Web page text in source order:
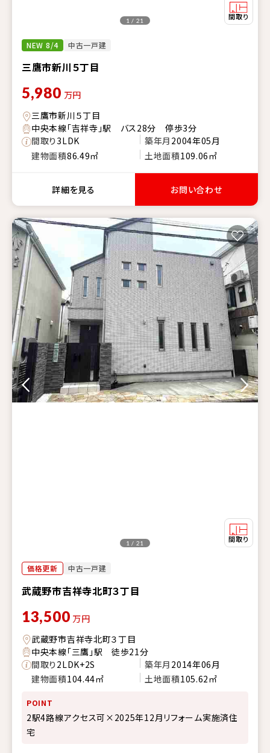
NEW 8/4 中古一戸建
三鷹市新川５丁目
1 / 21
5,980 万円
三鷹市新川５丁目
中央本線「吉祥寺」駅 バス28分 停歩3分
間取り3LDK 築年月 2004年05月
建物面積86.49㎡ 土地面積109.06㎡
詳細を見る お問い合わせ
価格更新 中古一戸建
武蔵野市吉祥寺北町３丁目
1 / 21
13,500 万円
武蔵野市吉祥寺北町３丁目
中央本線「三鷹」駅 徒歩21分
間取り2LDK+2S 築年月 2014年06月
建物面積104.44㎡ 土地面積105.62㎡
POINT
2駅4路線アクセス可×2025年12月リフォーム実施済住
宅